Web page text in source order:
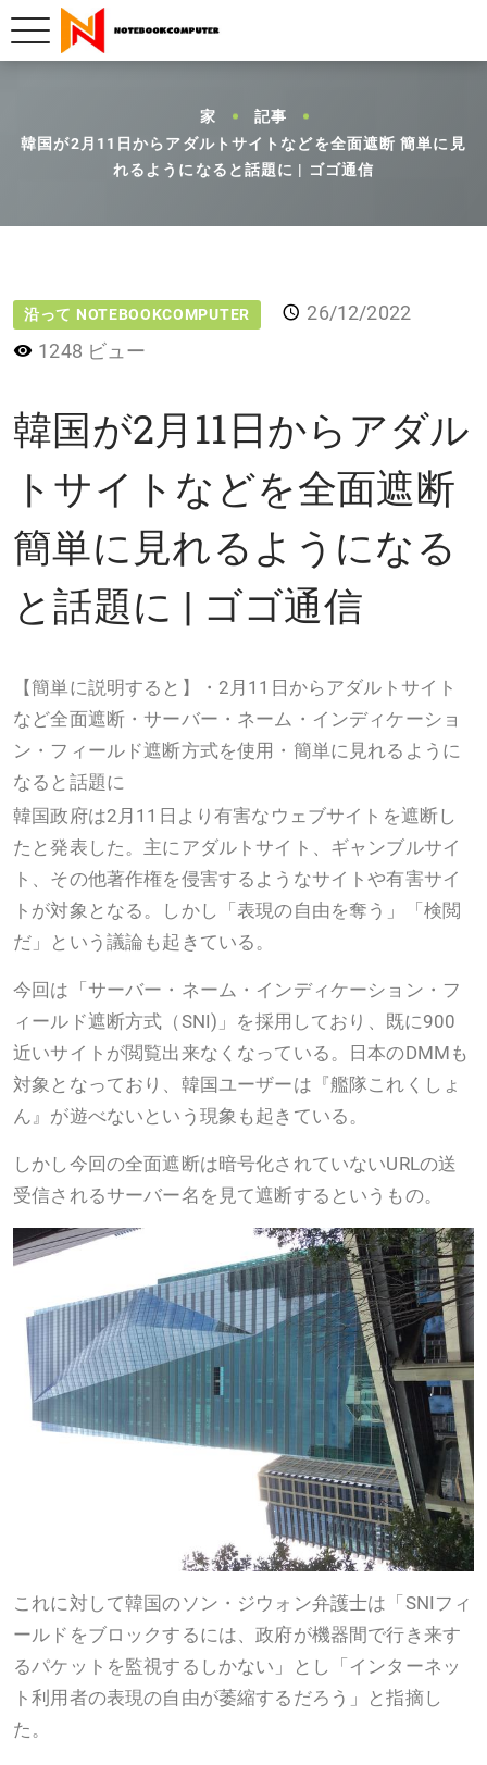
家
記事
韓国が2月11日からアダルトサイトなどを全面遮断 簡単に見
れるようになると話題に | ゴゴ通信
沿って NOTEBOOKCOMPUTER
26/12/2022
1248 ビュー
韓国が2月11日からアダル
トサイトなどを全面遮断
簡単に見れるようになる
と話題に | ゴゴ通信
【簡単に説明すると】・2月11日からアダルトサイト
など全面遮断・サーバー・ネーム・インディケーショ
ン・フィールド遮断方式を使用・簡単に見れるように
なると話題に
韓国政府は2月11日より有害なウェブサイトを遮断し
たと発表した。主にアダルトサイト、ギャンブルサイ
ト、その他著作権を侵害するようなサイトや有害サイ
トが対象となる。しかし「表現の自由を奪う」「検閲
だ」という議論も起きている。
今回は「サーバー・ネーム・インディケーション・フ
ィールド遮断方式（SNI)」を採用しており、既に900
近いサイトが閲覧出来なくなっている。日本のDMMも
対象となっており、韓国ユーザーは『艦隊これくしょ
ん』が遊べないという現象も起きている。
しかし今回の全面遮断は暗号化されていないURLの送
受信されるサーバー名を見て遮断するというもの。
これに対して韓国のソン・ジウォン弁護士は「SNIフィ
ールドをブロックするには、政府が機器間で行き来す
るパケットを監視するしかない」とし「インターネッ
ト利用者の表現の自由が萎縮するだろう」と指摘し
た。